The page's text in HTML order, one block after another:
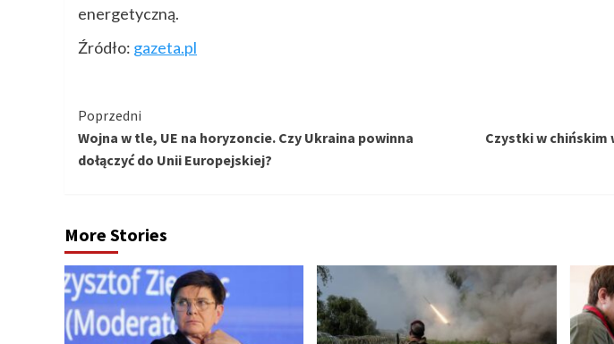
energetyczną.
Źródło: gazeta.pl
Kontynuuj
czytanie
Poprzedni
Wojna w tle, UE na horyzoncie. Czy Ukraina powinna
dołączyć do Unii Europejskiej?
Czystki w chińskim
More Stories